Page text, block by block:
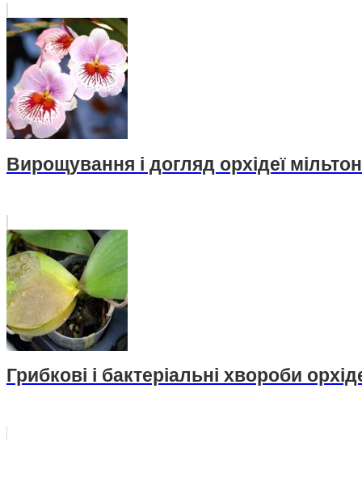
Вирощування і догляд орхідеї
Грибкові і бактеріальні хвороби